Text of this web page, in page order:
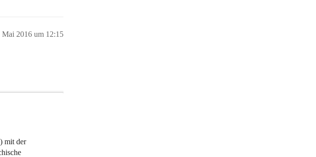
Mai 2016 um 12:15
mit der